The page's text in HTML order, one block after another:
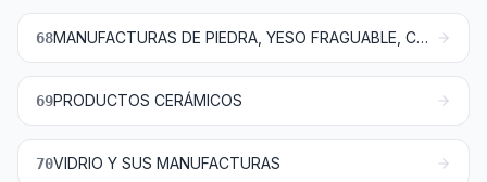
68 MANUFACTURAS DE PIEDRA, YESO FRAGUABLE, CEMENTO, AMIANTO (ASBESTO), MICA O MATERIAS ANÁLOGAS
69PRODUCTOS CERÁMICOS
70VIDRIO Y SUS MANUFACTURAS